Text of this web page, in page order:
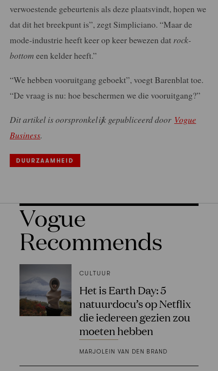
verwoestende gebeurtenis als deze plaatsvindt, hopen we
dat dit het breekpunt is”, zegt Simpliciano. “Maar de
mode-industrie heeft keer op keer bewezen dat rock-
bottom een kelder heeft.”
“We hebben vooruitgang geboekt”, voegt Barenblat toe.
“De vraag is nu: hoe beschermen we die vooruitgang?”
Dit artikel is oorspronkelijk gepubliceerd door Vogue
Business.
DUURZAAMHEID
Vogue
Recommends
CULTUUR
Het is Earth Day: 5
natuurdocu’s op Netflix
die iedereen gezien zou
moeten hebben
MARJOLEIN VAN DEN BRAND